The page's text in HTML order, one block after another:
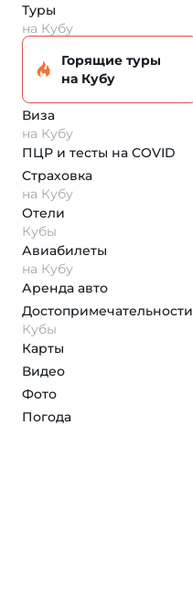
Туры
на Кубу
Горящие туры
на Кубу
Виза
на Кубу
ПЦР и тесты на COVID
Страховка
на Кубу
Отели
Кубы
Авиабилеты
на Кубу
Аренда авто
Достопримеча­тельности
Кубы
Карты
Видео
Фото
Погода